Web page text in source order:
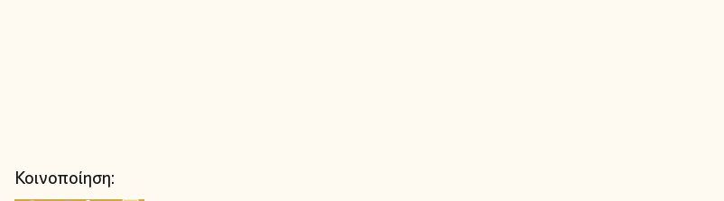
Κοινοποίηση: